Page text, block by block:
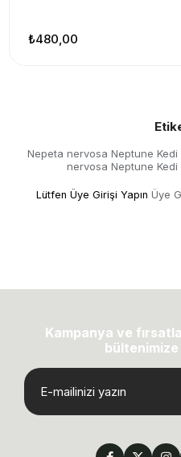
₺480,00
Nepeta nervosa Neptune
nervosa Neptune
Lütfen Üye Girişi Yapın Üye
Kampanya ve